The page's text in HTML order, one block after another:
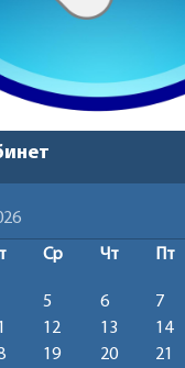
Ср Чт Пт
5 6 7
12 13 14
19 20 21